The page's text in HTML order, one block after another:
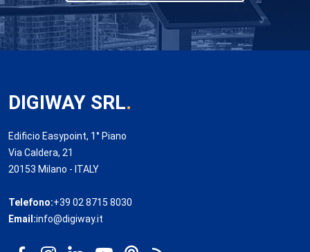
DIGIWAY SRL.
Edificio Easypoint, 1° Piano
Via Caldera, 21
20153 Milano - ITALY
Telefono:+39 02 8715 8030
Email:info@digiway.it